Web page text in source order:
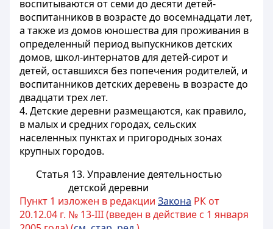
воспитываются от семи до десяти детей-
воспитанников в возрасте до восемнадцати лет,
а также из домов юношества для проживания в
определенный период выпускников детских
домов, школ-интернатов для детей-сирот и
детей, оставшихся без попечения родителей, и
воспитанников детских деревень в возрасте до
двадцати трех лет.
4. Детские деревни размещаются, как правило,
в малых и средних городах, сельских
населенных пунктах и пригородных зонах
крупных городов.
Статья 13. Управление деятельностью
детской деревни
Пункт 1 изложен в редакции Закона РК от
20.12.04 г. № 13-III (введен в действие с 1 января